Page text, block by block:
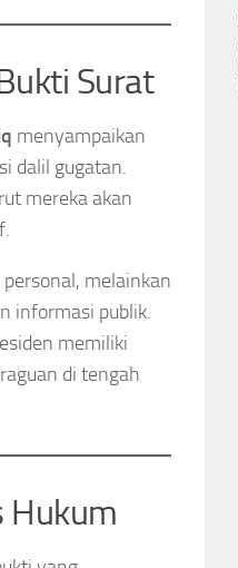
Surat
menyampaikan
dalil gugatan.
mereka akan
melainkan
informasi publik.
memiliki
di tengah
Hukum